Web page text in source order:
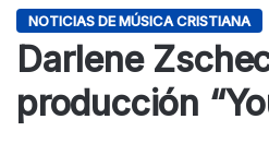
NOTICIAS DE MÚSICA CRISTIANA
Darlene
producción